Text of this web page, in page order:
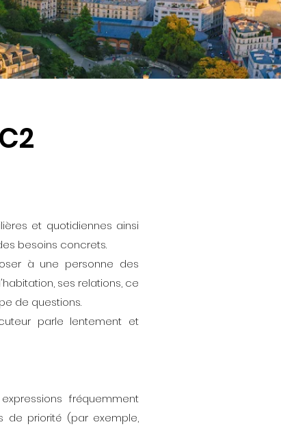
et quotidiennes ainsi
besoins concrets.
à une personne des
ses relations, ce
de questions.
parle lentement et
fréquemment
de priorité (par exemple,